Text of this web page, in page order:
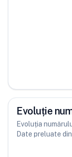
Evoluție
Evoluția
Date preluate